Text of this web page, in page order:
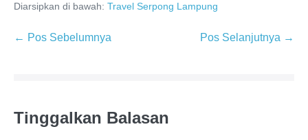
Diarsipkan di bawah: Travel Serpong Lampung
← Pos Sebelumnya Pos Selanjutnya →
Tinggalkan Balasan